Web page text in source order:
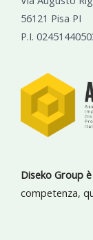
56121 Pisa PI
P.I.
Diseko Group
competenza,